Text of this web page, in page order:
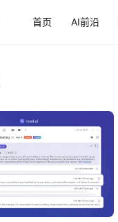
首页 AI前沿